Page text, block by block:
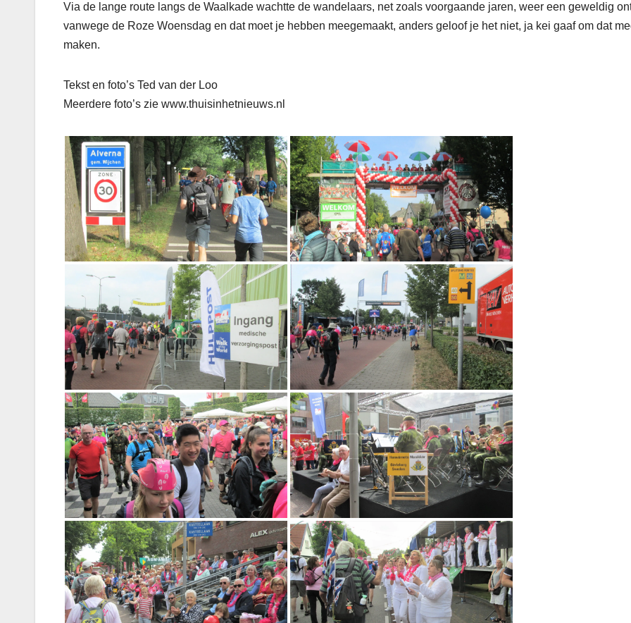
Via de lange route langs de Waalkade wachtte de wandelaars, net zoals voorgaande jaren, weer een geweldig
vanwege de Roze Woensdag en dat moet je hebben meegemaakt, anders geloof je het niet, ja kei gaaf om dat
maken.
Tekst en foto’s Ted van der Loo
Meerdere foto’s zie www.thuisinhetnieuws.nl